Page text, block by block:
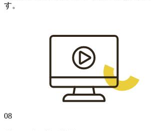
す。
08